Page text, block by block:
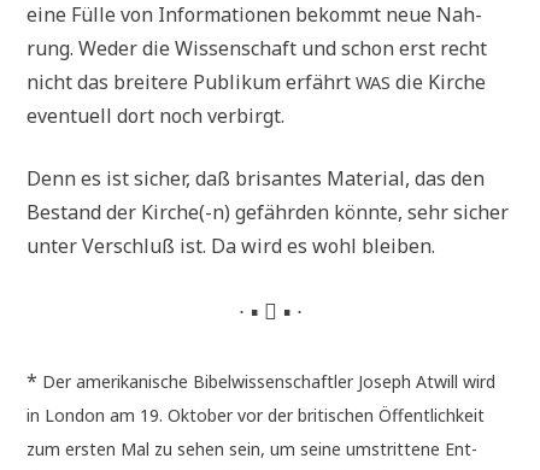
eine Fül­le von Infor­ma­tio­nen bekommt neue Nah­
rung. Weder die Wis­sen­schaft und schon erst recht
nicht das brei­te­re Publi­kum erfährtWAS die Kir­che
even­tu­ell dort noch verbirgt.
Denn es ist sicher, daß bri­san­tes Mate­ri­al, das den
Bestand der Kirche(-n) gefähr­den könn­te, sehr sicher
unter Ver­schluß ist. Da wird es wohl bleiben.
∙ ▪  ▪ ∙
* Der ame­ri­ka­ni­sche Bibel­wis­sen­schaft­ler Joseph Atwill wird
in Lon­don am 19. Okto­ber vor der bri­ti­schen Öffent­lich­keit
zum ersten Mal zu sehen sein, um sei­ne umstrit­te­ne Ent­